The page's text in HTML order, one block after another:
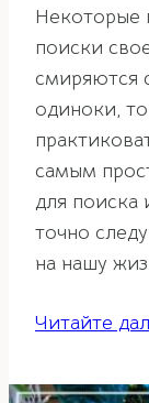
Некоторые
поиски
смиряются
одиноки,
самым
для поиска
точно
на нашу
Читайте